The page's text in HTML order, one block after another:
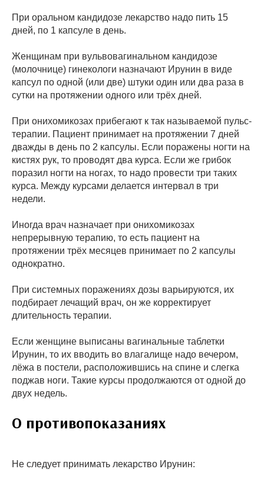
При оральном кандидозе лекарство надо пить 15
дней, по 1 капсуле в день.
Женщинам при вульвовагинальном кандидозе
(молочнице) гинекологи назначают Ирунин в виде
капсул по одной (или две) штуки один или два раза в
сутки на протяжении одного или трёх дней.
При онихомикозах прибегают к так называемой пульс-
терапии. Пациент принимает на протяжении 7 дней
дважды в день по 2 капсулы. Если поражены ногти на
кистях рук, то проводят два курса. Если же грибок
поразил ногти на ногах, то надо провести три таких
курса. Между курсами делается интервал в три
недели.
Иногда врач назначает при онихомикозах
непрерывную терапию, то есть пациент на
протяжении трёх месяцев принимает по 2 капсулы
однократно.
При системных поражениях дозы варьируются, их
подбирает лечащий врач, он же корректирует
длительность терапии.
Если женщине выписаны вагинальные таблетки
Ирунин, то их вводить во влагалище надо вечером,
лёжа в постели, расположившись на спине и слегка
поджав ноги. Такие курсы продолжаются от одной до
двух недель.
О противопоказаниях
Не следует принимать лекарство Ирунин: